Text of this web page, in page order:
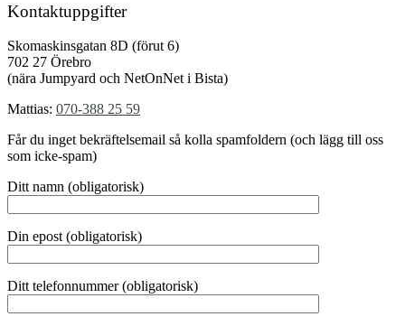
Kontaktuppgifter
Skomaskinsgatan 8D (förut 6)
702 27 Örebro
(nära Jumpyard och NetOnNet i Bista)
Mattias: 070-388 25 59
Får du inget bekräftelsemail så kolla spamfoldern (och lägg till oss
som icke-spam)
Ditt namn (obligatorisk)
Din epost (obligatorisk)
Ditt telefonnummer (obligatorisk)